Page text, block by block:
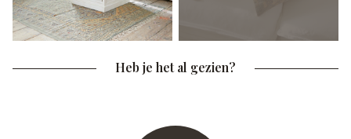
Heb je het al gezien?